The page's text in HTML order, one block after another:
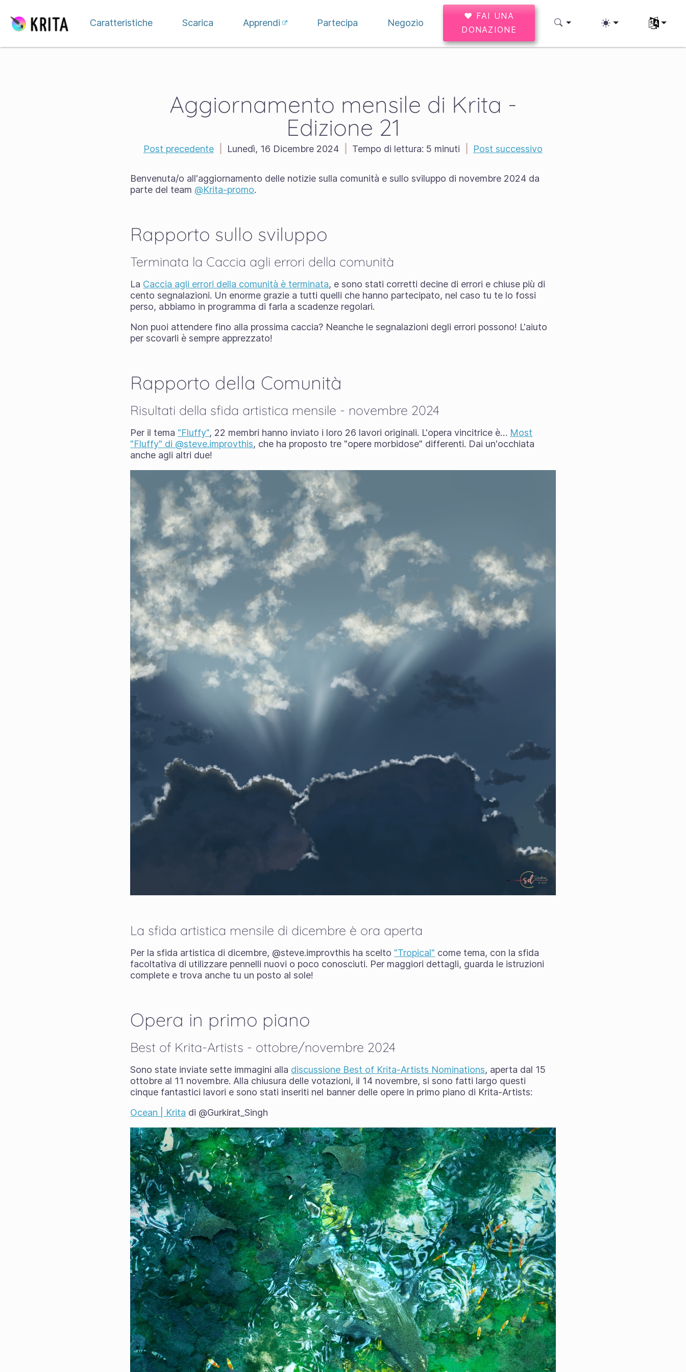
Caratteristiche
Scarica Apprendi Partecipa Negozio
♥ FAI UNA
DONAZIONE
Seleziona
Aggiornamento mensile di Krita -
Edizione 21
Post precedente Lunedì, 16 Dicembre 2024 Tempo di lettura: 5 minuti Post successivo
Benvenuta/o all'aggiornamento delle notizie sulla comunità e sullo sviluppo di novembre 2024 da
parte del team @Krita-promo.
Rapporto sullo sviluppo
Terminata la Caccia agli errori della comunità
La Caccia agli errori della comunità è terminata, e sono stati corretti decine di errori e chiuse più di
cento segnalazioni. Un enorme grazie a tutti quelli che hanno partecipato, nel caso tu te lo fossi
perso, abbiamo in programma di farla a scadenze regolari.
Non puoi attendere fino alla prossima caccia? Neanche le segnalazioni degli errori possono! L'aiuto
per scovarli è sempre apprezzato!
Rapporto della Comunità
Risultati della sfida artistica mensile - novembre 2024
Per il tema "Fluffy", 22 membri hanno inviato i loro 26 lavori originali. L'opera vincitrice è… Most
"Fluffy" di @steve.improvthis, che ha proposto tre "opere morbidose" differenti. Dai un'occhiata
anche agli altri due!
La sfida artistica mensile di dicembre è ora aperta
Per la sfida artistica di dicembre, @steve.improvthis ha scelto "Tropical" come tema, con la sfida
facoltativa di utilizzare pennelli nuovi o poco conosciuti. Per maggiori dettagli, guarda le istruzioni
complete e trova anche tu un posto al sole!
Opera in primo piano
Best of Krita-Artists - ottobre/novembre 2024
Sono state inviate sette immagini alla discussione Best of Krita-Artists Nominations, aperta dal 15
ottobre al 11 novembre. Alla chiusura delle votazioni, il 14 novembre, si sono fatti largo questi
cinque fantastici lavori e sono stati inseriti nel banner delle opere in primo piano di Krita-Artists:
Ocean | Krita di @Gurkirat_Singh